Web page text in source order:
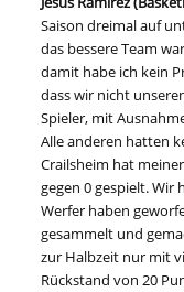
Saison dreimal auf
das bessere Team
damit habe ich kein
dass wir nicht
Spieler, mit
Alle anderen hatten
Crailsheim hat
gegen 0 gespielt. Wir
Werfer haben
gesammelt und
zur Halbzeit nur mit
Rückstand von 20